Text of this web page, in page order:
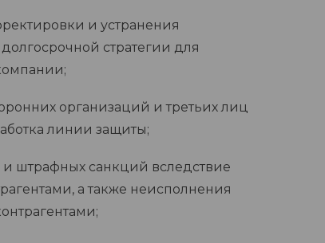
и устранения
стратегии для
организаций и третьих лиц
линии защиты;
штрафных санкций вследствие
а также неисполнения